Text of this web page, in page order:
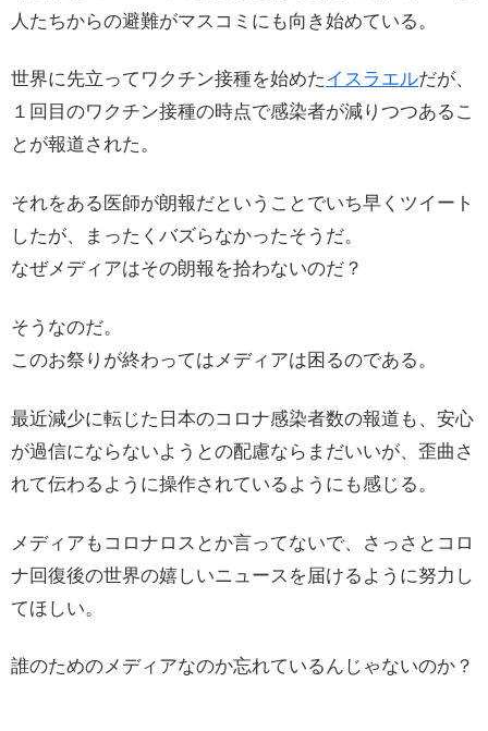
人たちからの避難がマスコミにも向き始めている。
世界に先立ってワクチン接種を始めたイスラエルだが、
１回目のワクチン接種の時点で感染者が減りつつあるこ
とが報道された。
それをある医師が朗報だということでいち早くツイート
したが、まったくバズらなかったそうだ。
なぜメディアはその朗報を拾わないのだ？
そうなのだ。
このお祭りが終わってはメディアは困るのである。
最近減少に転じた日本のコロナ感染者数の報道も、安心
が過信にならないようとの配慮ならまだいいが、歪曲さ
れて伝わるように操作されているようにも感じる。
メディアもコロナロスとか言ってないで、さっさとコロ
ナ回復後の世界の嬉しいニュースを届けるように努力し
てほしい。
誰のためのメディアなのか忘れているんじゃないのか？